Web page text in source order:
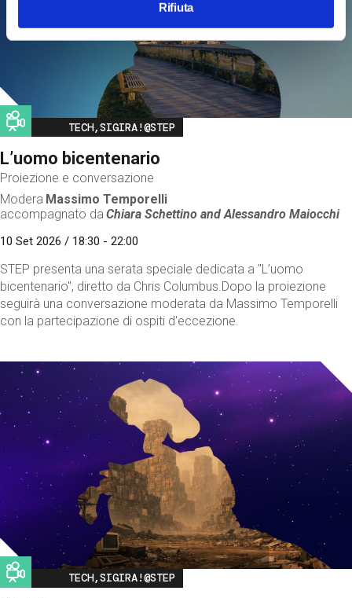
Rifiuta
Image
TECH,SIGIRA!@STEP
L’uomo bicentenario
Proiezione e conversazione
Modera Massimo Temporelli
accompagnato da Chiara Schettino andAlessandro Maiocchi
10 Set 2026 / 18:30 - 22:00
STEP presenta una serata speciale dedicata a "L’uomo
bicentenario", diretto da Chris Columbus.Dopo la proiezione
seguirà una conversazione moderata da Massimo Temporelli
con la partecipazione di ospiti d'eccezione.
Image
TECH,SIGIRA!@STEP